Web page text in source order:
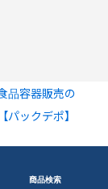
品容器販売の
【パックデポ】
商品検索